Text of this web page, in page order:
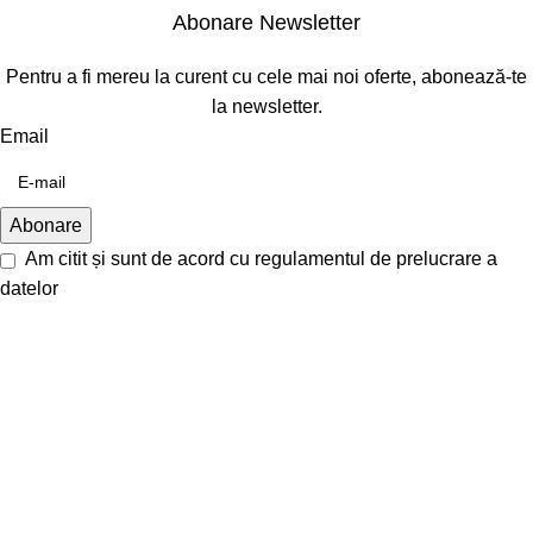
Abonare Newsletter
Pentru a fi mereu la curent cu cele mai noi oferte, abonează-te
la newsletter.
Email
Am citit și sunt de acord cu regulamentul de prelucrare a
datelor